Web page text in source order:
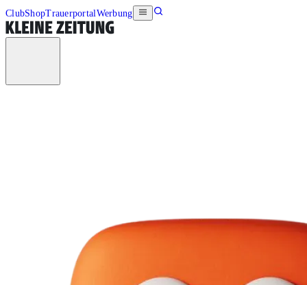
ClubShopTrauerportalWerbung